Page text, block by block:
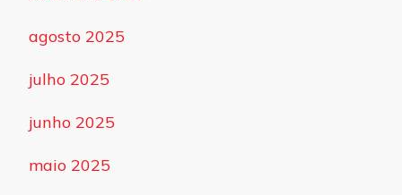
agosto 2025
julho 2025
junho 2025
maio 2025